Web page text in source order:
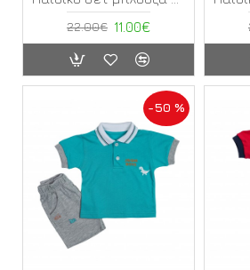
11.00€
22.00€
-50 %